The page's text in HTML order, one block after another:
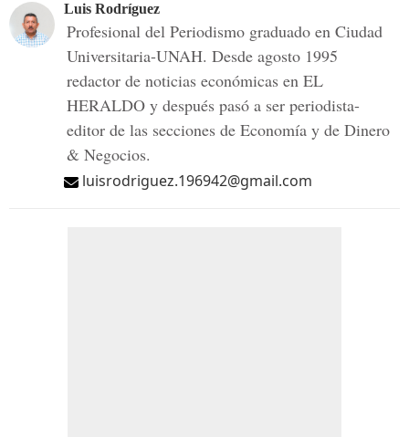
Luis Rodríguez
Profesional del Periodismo graduado en Ciudad
Universitaria-UNAH. Desde agosto 1995
redactor de noticias económicas en EL
HERALDO y después pasó a ser periodista-
editor de las secciones de Economía y de Dinero
& Negocios.
luisrodriguez.196942@gmail.com